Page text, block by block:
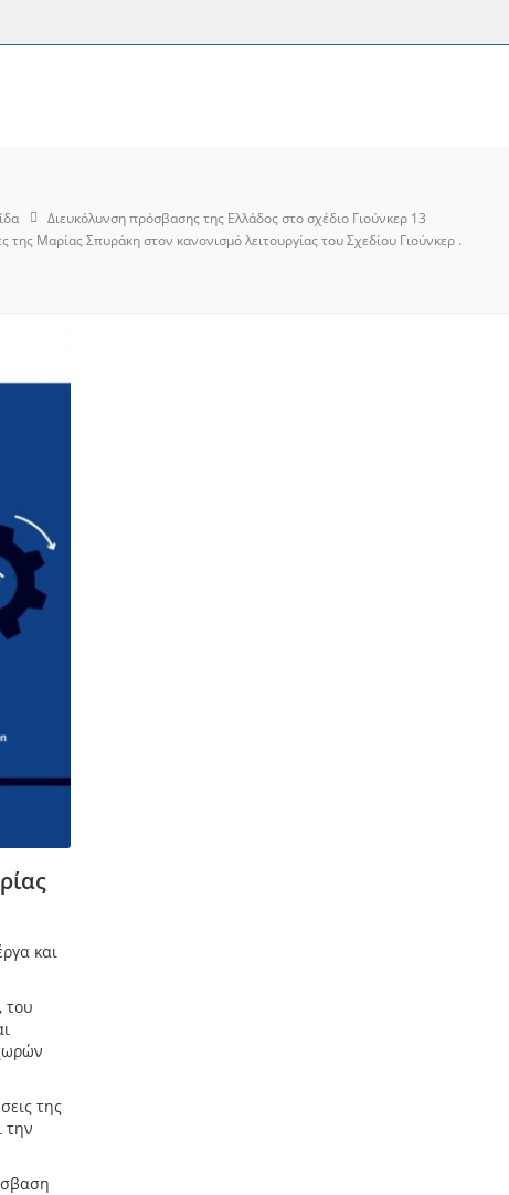
Διευκόλυνση πρόσβασης της Ελλάδος στο σχέδιο Γιούνκερ 13
της Μαρίας Σπυράκη στον κανονισμό λειτουργίας του Σχεδίου Γιούνκερ .
και
του
της
την